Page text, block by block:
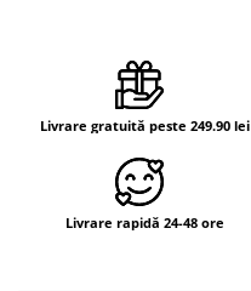
Livrare gratuită peste 249.90 lei
Livrare rapidă 24-48 ore